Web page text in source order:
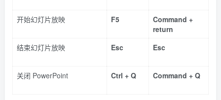
开始幻灯片放映 F5
Command +
return
结束幻灯片放映
Esc Esc
关闭 PowerPoint Ctrl + Q Command + Q